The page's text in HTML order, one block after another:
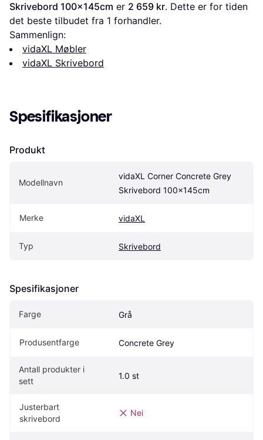
Skrivebord 100x145cm er 2 659 kr. Dette er for tiden
det beste tilbudet fra 1 forhandler.
Sammenlign:
vidaXL Møbler
vidaXL Skrivebord
Spesifikasjoner
Produkt
Modellnavn
vidaXL Corner Concrete Grey
Skrivebord 100x145cm
Merke vidaXL
Typ Skrivebord
Spesifikasjoner
Farge Grå
Produsentfarge Concrete Grey
Antall produkter i
sett
1.0 st
Justerbart
skrivebord
Nei